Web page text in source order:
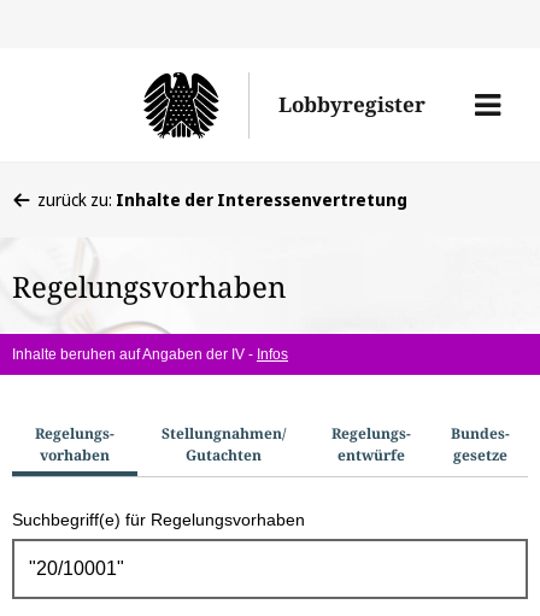
den
Lobbyregister
Menü
befinden
hier:
zurück zu: Inhalte der Interessenvertretung
Regelungsvorhaben
Inhalte beruhen auf Angaben der IV - Infos
u
c
h
Regelungs­
vorhaben
Stellungnahmen/​
Gutachten
Regelungs­
entwürfe
Bundes­
gesetze
Suchbegriff(e) für Regelungsvorhaben